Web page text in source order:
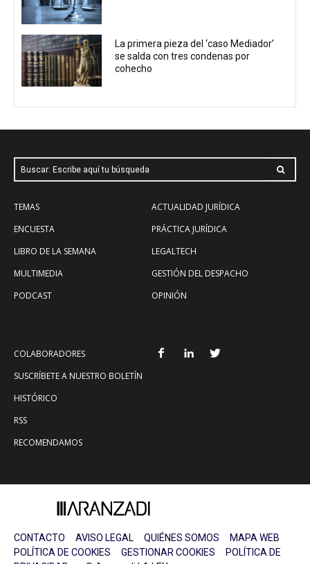
La primera pieza del ‘caso Mediador’
se salda con tres condenas por
cohecho
Buscar: Escribe aquí tu búsqueda
TEMAS
ENCUESTA
LIBRO DE LA SEMANA
MULTIMEDIA
PODCAST
ACTUALIDAD JURÍDICA
PRÁCTICA JURÍDICA
LEGALTECH
GESTIÓN DEL DESPACHO
OPINIÓN
COLABORADORES
SUSCRÍBETE A NUESTRO BOLETÍN
HISTÓRICO
RSS
RECOMENDAMOS
CONTACTO AVISO LEGAL QUIÉNES SOMOS
MAPA WEB
POLÍTICA DE COOKIES
GESTIONAR COOKIES
POLÍTICA DE